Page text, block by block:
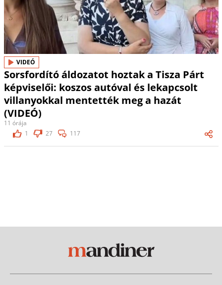
VIDEÓ
Sorsfordító áldozatot hoztak a Tisza Párt
képviselői: koszos autóval és lekapcsolt
villanyokkal mentették meg a hazát
(VIDEÓ)
11 órája
1
27 117